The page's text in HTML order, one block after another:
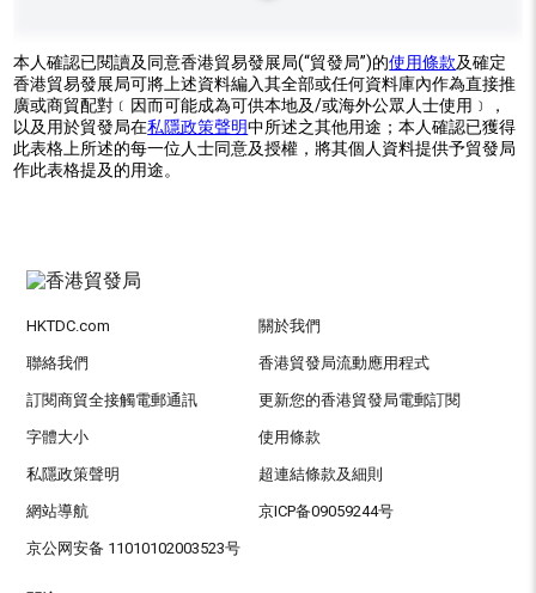
本人確認已閱讀及同意香港貿易發展局(“貿發局”)的使用條款及確定
香港貿易發展局可將上述資料編入其全部或任何資料庫內作為直接推
廣或商貿配對﹝因而可能成為可供本地及/或海外公眾人士使用﹞，
以及用於貿發局在私隱政策聲明中所述之其他用途；本人確認已獲得
此表格上所述的每一位人士同意及授權，將其個人資料提供予貿發局
作此表格提及的用途。
HKTDC.com 關於我們
聯絡我們 香港貿發局流動應用程式
訂閱商貿全接觸電郵通訊 更新您的香港貿發局電郵訂閱
字體大小 使用條款
私隱政策聲明 超連結條款及細則
網站導航 京ICP备09059244号
京公网安备 11010102003523号